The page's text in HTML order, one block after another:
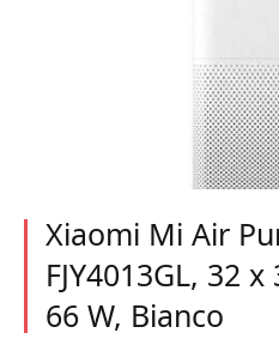
Xiaomi Mi Air
FJY4013GL, 32
66 W, Bianco